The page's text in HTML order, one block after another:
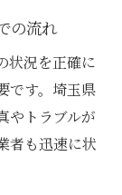
の流れ
状況を正確に
です。埼玉県
やトラブルが
者も迅速に状